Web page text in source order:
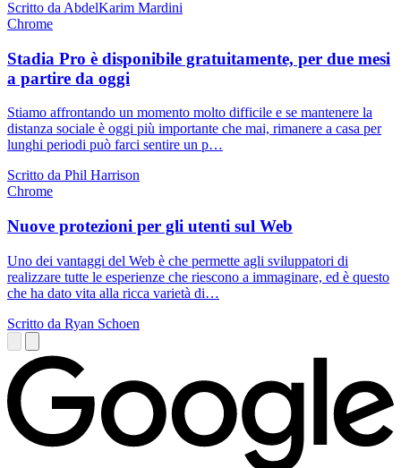
Scritto da AbdelKarim Mardini
Chrome
Stadia Pro è disponibile gratuitamente, per due mesi
a partire da oggi
Stiamo affrontando un momento molto difficile e se mantenere la
distanza sociale è oggi più importante che mai, rimanere a casa per
lunghi periodi può farci sentire un p…
Scritto da Phil Harrison
Chrome
Nuove protezioni per gli utenti sul Web
Uno dei vantaggi del Web è che permette agli sviluppatori di
realizzare tutte le esperienze che riescono a immaginare, ed è questo
che ha dato vita alla ricca varietà di…
Scritto da Ryan Schoen